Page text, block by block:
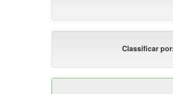
Classificar